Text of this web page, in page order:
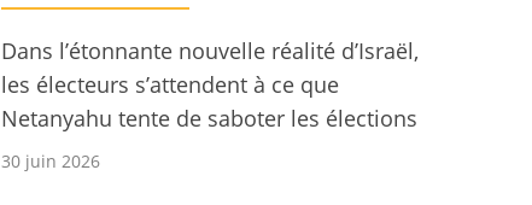
Dans l’étonnante nouvelle réalité d’Israël,
les électeurs s’attendent à ce que
Netanyahu tente de saboter les élections
30 juin 2026